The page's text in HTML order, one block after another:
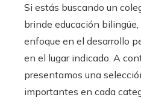
Si estás buscando un
brinde educación
enfoque en el desarrollo
en el lugar indicado. A
presentamos una
importantes en cada